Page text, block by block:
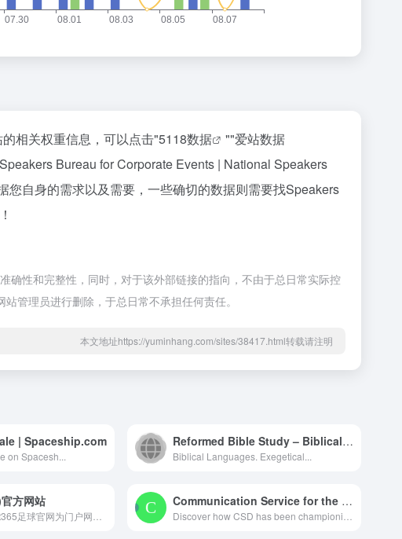
相关权重信息，可以点击"5118数据 ""爱站数据
Bureau for Corporate Events | National Speakers
自身的需求以及需要，一些确切的数据则需要找Speakers
性和完整性，同时，对于该外部链接的指向，不由于总日常实际控
管理员进行删除，于总日常不承担任何责任。
本文地址https://yuminhang.com/sites/38417.html转载请注明
| Spaceship.com
on Spacesh...
Reformed Bible Study – Biblical Languages. Exegetical Study. Theological Insights.
Biblical Languages. Exegetical...
方网站 Communication Service for the Deaf | The Power of 360 Million Deaf People WorldwideVisit our FacebookVisit our InstagramVisit our TwitterVisit our LinkedInVisit our YouTube channelclosechevron-rightbarschevron-downarrow-leftarrow-rightlinkedinfacebookpinterestyoutubersstwitterinstagramfacebook-blankrss-blanklinkedin-blankpinterestyoutubetwitterinstagram